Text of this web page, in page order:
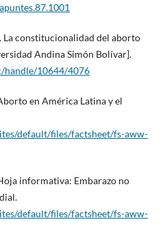
La constitucionalidad del aborto
Andina Simón Bolívar].
handle/10644/4076
en América Latina y el
default/files/factsheet/fs-aww-
informativa: Embarazo no
default/files/factsheet/fs-aww-